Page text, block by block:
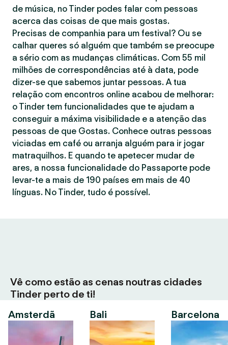
de música, no Tinder podes falar com pessoas
acerca das coisas de que mais gostas.
Precisas de companhia para um festival? Ou se
calhar queres só alguém que também se preocupe
a sério com as mudanças climáticas. Com 55 mil
milhões de correspondências até à data, pode
dizer-se que sabemos juntar pessoas. A tua
relação com encontros online acabou de melhorar:
o Tinder tem funcionalidades que te ajudam a
conseguir a máxima visibilidade e a atenção das
pessoas de que Gostas. Conhece outras pessoas
viciadas em café ou arranja alguém para ir jogar
matraquilhos. E quando te apetecer mudar de
ares, a nossa funcionalidade do Passaporte pode
levar-te a mais de 190 países em mais de 40
línguas. No Tinder, tudo é possível.
Vê como estão as cenas noutras cidades
Tinder perto de ti!
Amsterdã
Bali Barcelona